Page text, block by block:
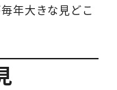
年大きな見どこ